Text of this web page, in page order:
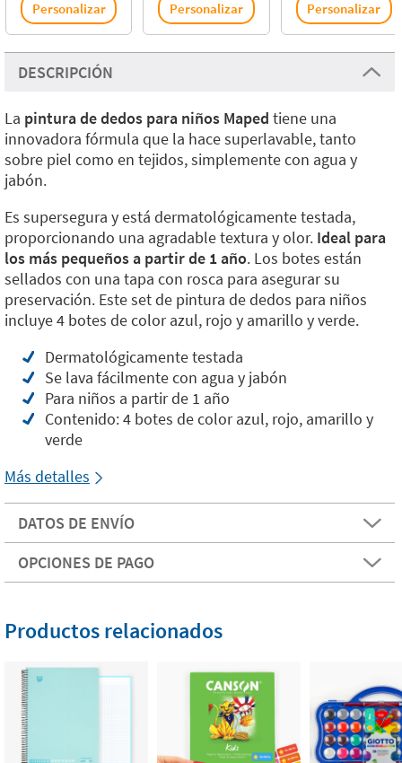
Personalizar Personalizar Personalizar
DESCRIPCIÓN
La pintura de dedos para niños Maped tiene una
innovadora fórmula que la hace superlavable, tanto
sobre piel como en tejidos, simplemente con agua y
jabón.
Es supersegura y está dermatológicamente testada,
proporcionando una agradable textura y olor. Ideal para
los más pequeños a partir de 1 año. Los botes están
sellados con una tapa con rosca para asegurar su
preservación. Este set de pintura de dedos para niños
incluye 4 botes de color azul, rojo y amarillo y verde.
Dermatológicamente testada
Se lava fácilmente con agua y jabón
Para niños a partir de 1 año
Contenido: 4 botes de color azul, rojo, amarillo y
verde
Más detalles
DATOS DE ENVÍO
OPCIONES DE PAGO
Productos relacionados